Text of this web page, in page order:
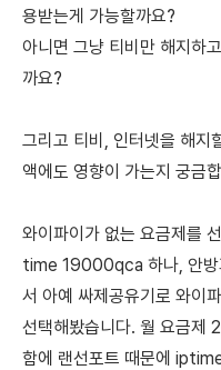
용받는게 가능할까요?
아니면 그냥 티비만 해지하
까요?
그리고 티비, 인터넷을 해지
액에도 영향이 가는지 궁금
와이파이가 없는 요금제를
time 19000qca 하나, 안방
서 아예 싸제공유기로 와이
선택해봤습니다. 월 요금제
함에 랜선포트 때문에